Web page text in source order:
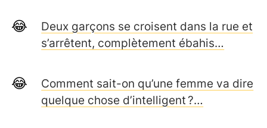
Deux garçons se croisent dans la rue et
s’arrêtent, complètement ébahis…
Comment sait-on qu’une femme va dire
quelque chose d’intelligent ?…